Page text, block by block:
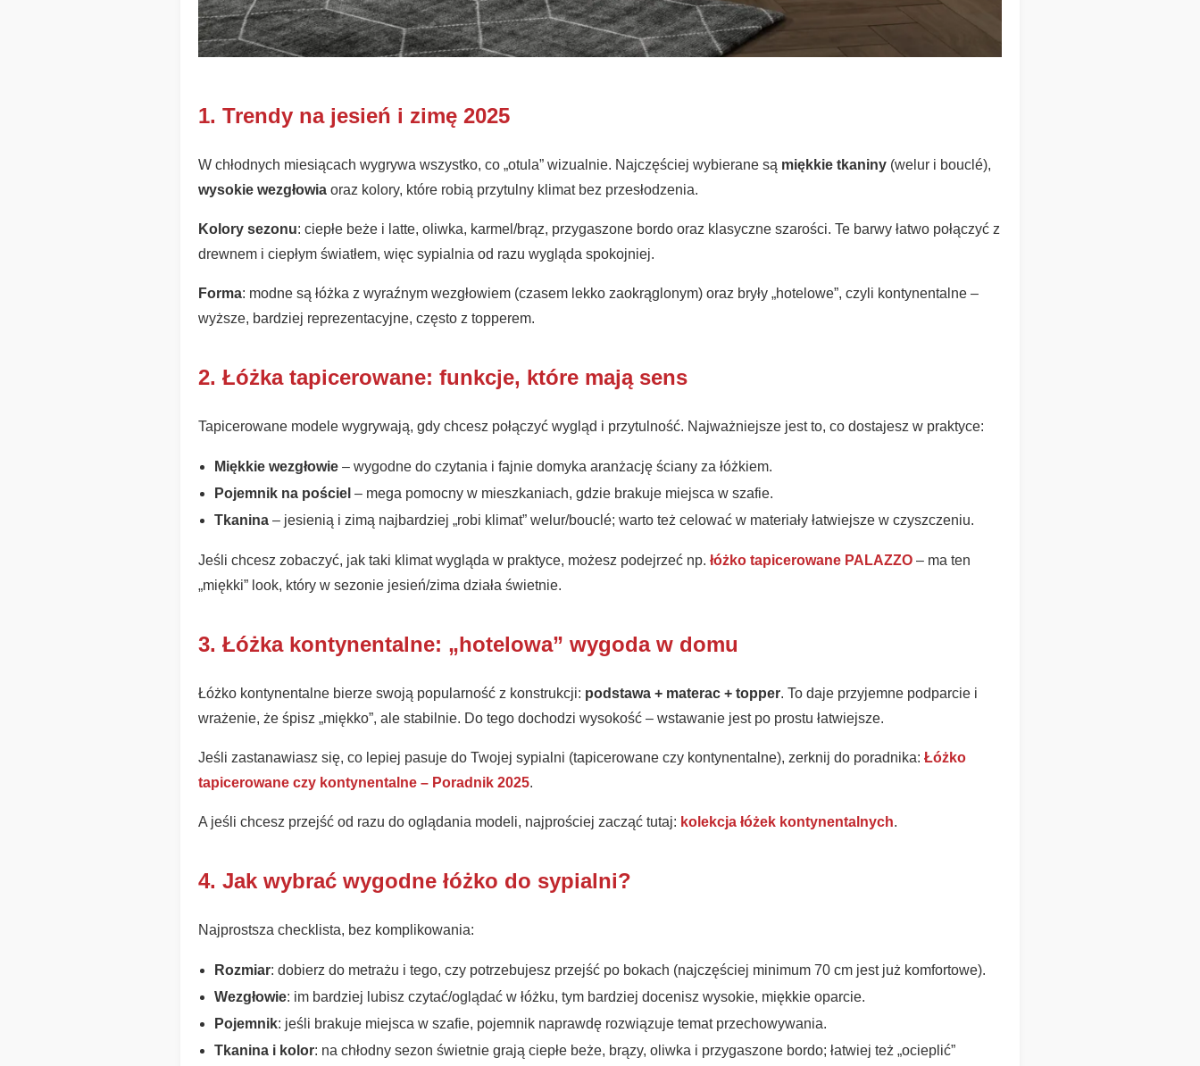
1. Trendy na jesień i zimę 2025
W chłodnych miesiącach wygrywa wszystko, co „otula” wizualnie. Najczęściej wybierane są miękkie tkaniny (welur i bouclé),
wysokie wezgłowia oraz kolory, które robią przytulny klimat bez przesłodzenia.
Kolory sezonu: ciepłe beże i latte, oliwka, karmel/brąz, przygaszone bordo oraz klasyczne szarości. Te barwy łatwo połączyć z
drewnem i ciepłym światłem, więc sypialnia od razu wygląda spokojniej.
Forma: modne są łóżka z wyraźnym wezgłowiem (czasem lekko zaokrąglonym) oraz bryły „hotelowe”, czyli kontynentalne –
wyższe, bardziej reprezentacyjne, często z topperem.
2. Łóżka tapicerowane: funkcje, które mają sens
Tapicerowane modele wygrywają, gdy chcesz połączyć wygląd i przytulność. Najważniejsze jest to, co dostajesz w praktyce:
Miękkie wezgłowie – wygodne do czytania i fajnie domyka aranżację ściany za łóżkiem.
Pojemnik na pościel – mega pomocny w mieszkaniach, gdzie brakuje miejsca w szafie.
Tkanina – jesienią i zimą najbardziej „robi klimat” welur/bouclé; warto też celować w materiały łatwiejsze w czyszczeniu.
Jeśli chcesz zobaczyć, jak taki klimat wygląda w praktyce, możesz podejrzeć np. łóżko tapicerowane PALAZZO – ma ten
„miękki” look, który w sezonie jesień/zima działa świetnie.
3. Łóżka kontynentalne: „hotelowa” wygoda w domu
Łóżko kontynentalne bierze swoją popularność z konstrukcji: podstawa + materac + topper. To daje przyjemne podparcie i
wrażenie, że śpisz „miękko”, ale stabilnie. Do tego dochodzi wysokość – wstawanie jest po prostu łatwiejsze.
Jeśli zastanawiasz się, co lepiej pasuje do Twojej sypialni (tapicerowane czy kontynentalne), zerknij do poradnika: Łóżko
tapicerowane czy kontynentalne – Poradnik 2025.
A jeśli chcesz przejść od razu do oglądania modeli, najprościej zacząć tutaj: kolekcja łóżek kontynentalnych.
4. Jak wybrać wygodne łóżko do sypialni?
Najprostsza checklista, bez komplikowania:
Rozmiar: dobierz do metrażu i tego, czy potrzebujesz przejść po bokach (najczęściej minimum 70 cm jest już komfortowe).
Wezgłowie: im bardziej lubisz czytać/oglądać w łóżku, tym bardziej docenisz wysokie, miękkie oparcie.
Pojemnik: jeśli brakuje miejsca w szafie, pojemnik naprawdę rozwiązuje temat przechowywania.
Tkanina i kolor: na chłodny sezon świetnie grają ciepłe beże, brązy, oliwka i przygaszone bordo; łatwiej też „ocieplić”